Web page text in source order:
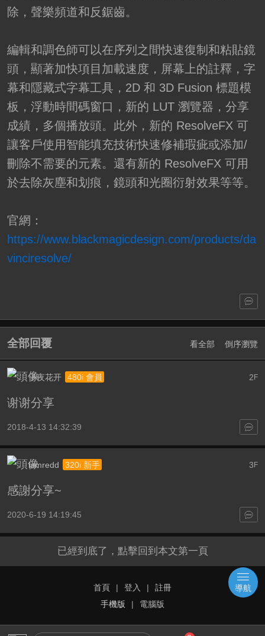
除，聲樂頻道和反鋸齒。
編輯和調色師可以在序列之間快速復制和粘貼鏡
頭，顯著加快項目加載速度，屏幕上的註釋，字
幕和隱藏式字幕工具，2D 和 3D Fusion 標題模
板，浮動時間碼窗口，新的 LUT 瀏覽器，分享
成績，多個播放頭。此外，新的 ResolveFX 可
讓客戶使用智能填充技術快速修補瑕疵或添加/
刪除不需要的元素。還有新的 ResolveFX 可用
於去除灰塵和划痕，鏡頭和光圈衍射效果等等。
官網：
https://www.blackmagicdesign.com/products/da
vinciresolve/
全部回覆 看全部 倒序瀏覽
2F
子夜花开 480i 會員
谢谢分享
2018-4-13 14:32:39
3F
iamredd 320i 新手
感謝分享~
2020-6-19 14:19:45
已經到底了，點擊回到本文第一頁
首頁 | 登入 |
註冊
手機版
| 電腦版
導航